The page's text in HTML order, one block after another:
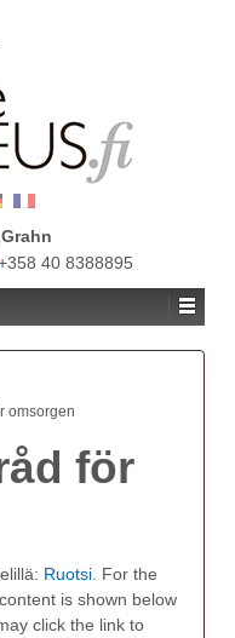
40 8388895
omsorgen
för
Ruotsi . For the
is shown below
click the link to